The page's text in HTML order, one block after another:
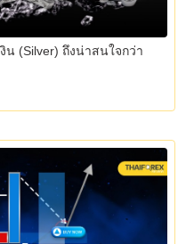
น (Silver) ถึงน่าสนใจกว่า